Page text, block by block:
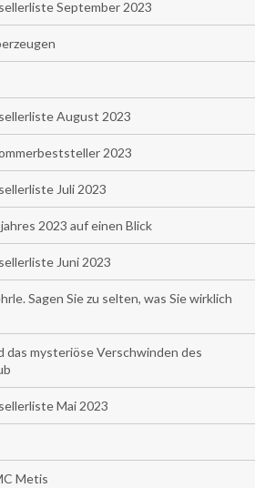
September 2023
August 2023
2023
Juli 2023
2023 auf einen Blick
Juni 2023
Sagen Sie zu selten, was Sie wirklich
das mysteriöse Verschwinden des
Mai 2023
Metis